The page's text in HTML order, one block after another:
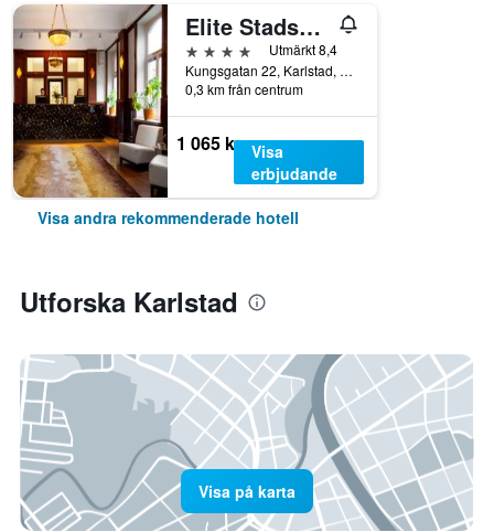
Elite Stadshotellet
4 stjärnor
Utmärkt 8,4
Kungsgatan 22, Karlstad, Värmlands län, Sverige
0,3 km från centrum
1 065 kr Visa
erbjudande
Visa andra rekommenderade hotell
Utforska Karlstad
Visa på karta